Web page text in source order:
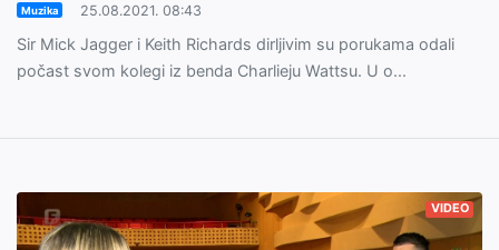
Muzika 25.08.2021. 08:43
Sir Mick Jagger i Keith Richards dirljivim su porukama odali
počast svom kolegi iz benda Charlieju Wattsu. U o...
VIDEO